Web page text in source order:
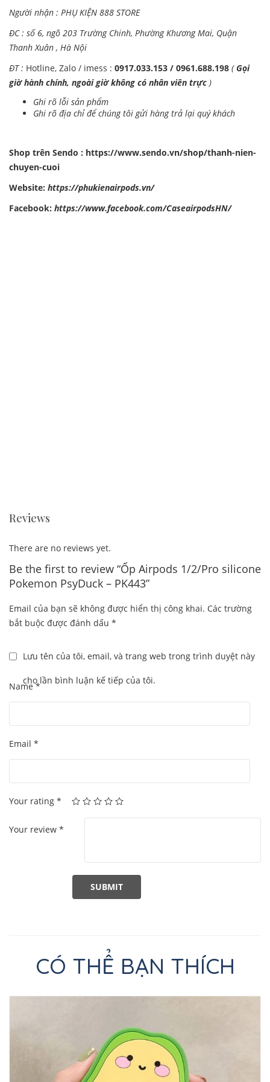
Người nhận : PHỤ KIỆN 888 STORE
ĐC : số 6, ngõ 203 Trường Chinh, Phường Khương Mai, Quận
Thanh Xuân , Hà Nội
ĐT : Hotline, Zalo / imess : 0917.033.153 / 0961.688.198 ( Gọi
giờ hành chính, ngoài giờ không có nhân viên trực )
Ghi rõ lỗi sản phẩm
Ghi rõ địa chỉ để chúng tôi gửi hàng trả lại quý khách
Shop trên Sendo : https://www.sendo.vn/shop/thanh-nien-
chuyen-cuoi
Website: https://phukienairpods.vn/
Facebook: https://www.facebook.com/CaseairpodsHN/
Reviews
There are no reviews yet.
Be the first to review “Ốp Airpods 1/2/Pro silicone
Pokemon PsyDuck – PK443”
Email của bạn sẽ không được hiển thị công khai. Các trường
bắt buộc được đánh dấu *
Lưu tên của tôi, email, và trang web trong trình duyệt này
cho lần bình luận kế tiếp của tôi.
Name*
Email *
Your rating *
Your review *
CÓ THỂ BẠN THÍCH